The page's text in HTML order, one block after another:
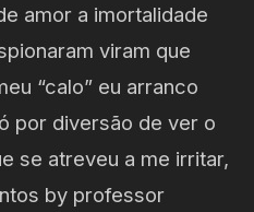
amor a imortalidade
viram que
“calo” eu arranco
por diversão de ver o
se atreveu a me irritar,
by professor